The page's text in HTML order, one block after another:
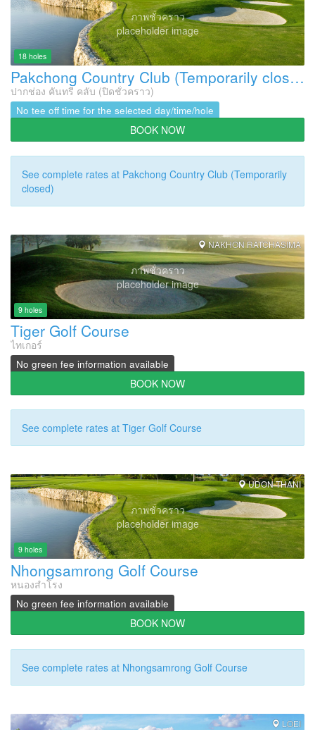
ภาพชั่วคราว
placeholder image
18 holes
Pakchong Country Club (Temporarily closed)
ปากช่อง คันทรี คลับ (ปิดชั่วคราว)
No tee off time for the selected day/time/hole
BOOK NOW
See complete rates at Pakchong Country Club (Temporarily
closed)
ภาพชั่วคราว
placeholder image
NAKHON RATCHASIMA
9 holes
Tiger Golf Course
ไทเกอร์
No green fee information available
BOOK NOW
See complete rates at Tiger Golf Course
ภาพชั่วคราว
placeholder image
UDON THANI
9 holes
Nhongsamrong Golf Course
หนองสำโรง
No green fee information available
BOOK NOW
See complete rates at Nhongsamrong Golf Course
LOEI